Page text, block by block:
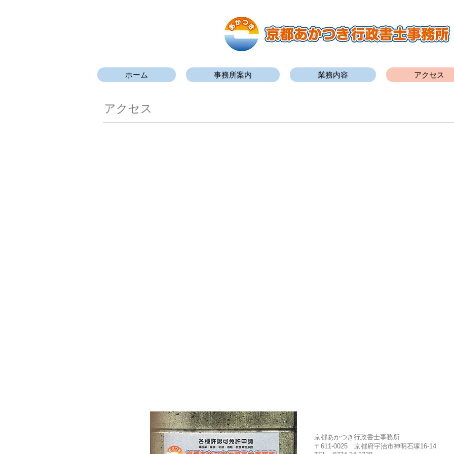
ホーム 事務所案内 業務内容 アクセス
アクセス
京都あかつき行政書士事務所
〒611-0025 京都府宇治市神明石塚16-14